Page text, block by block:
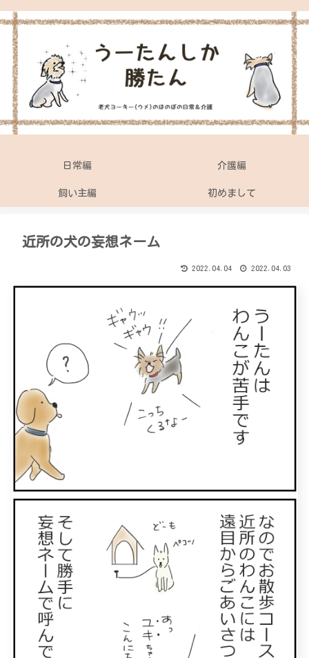
日常編 介護編
飼い主編 初めまして
近所の犬の妄想ネーム
2022.04.04 2022.04.03